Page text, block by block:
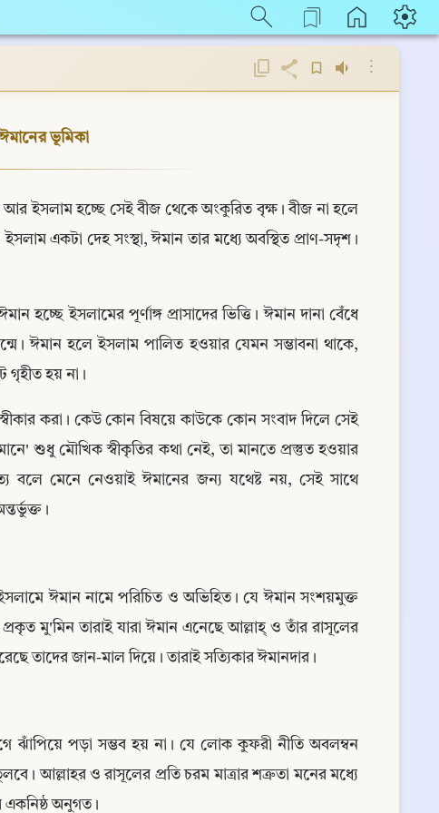
⋮
ভূমিকা
আর ইসলাম হচ্ছে সেই বীজ থেকে অংকুরিত বৃক্ষ। বীজ না হলে
একটা দেহ সংস্থা, ঈমান তার মধ্যে অবস্থিত প্রাণ-সদৃশ।
হচ্ছে ইসলামের পূর্ণাঙ্গ প্রাসাদের ভিত্তি। ঈমান দানা বেঁধে
ঈমান হলে ইসলাম পালিত হওয়ার যেমন সম্ভাবনা থাকে,
গৃহীত হয় না।
করা। কেউ কোন বিষয়ে কাউকে কোন সংবাদ দিলে সেই
শুধু মৌখিক স্বীকৃতির কথা নেই, তা মানতে প্রস্তুত হওয়ার
বলে মেনে নেওয়াই ঈমানের জন্য যথেষ্ট নয়, সেই সাথে
ঈমান নামে পরিচিত ও অভিহিত। যে ঈমান সংশয়মুক্ত
মু'মিন তারাই যারা ঈমান এনেছে আল্লাহ্ ও তাঁর রাসূলের
তাদের জান-মাল দিয়ে। তারাই সত্যিকার ঈমানদার।
ঝাঁপিয়ে পড়া সম্ভব হয় না। যে লোক কুফরী নীতি অবলম্বন
আল্লাহর ও রাসূলের প্রতি চরম মাত্রার শত্রুতা মনের মধ্যে
একনিষ্ঠ অনুগত।